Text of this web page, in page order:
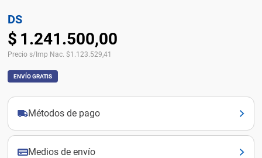
DS
$ 1.241.500,00
Precio s/Imp Nac. $1.123.529,41
ENVÍO GRATIS
Métodos de pago
Medios de envío